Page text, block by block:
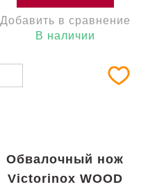
Добавить в сравнение
В наличии
Обвалочный нож
Victorinox WOOD